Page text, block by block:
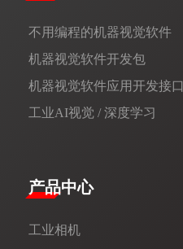
不用编程的机器视觉软件
机器视觉软件开发包
机器视觉软件应用开发接口
工业AI视觉 / 深度学习
产品中心
工业相机